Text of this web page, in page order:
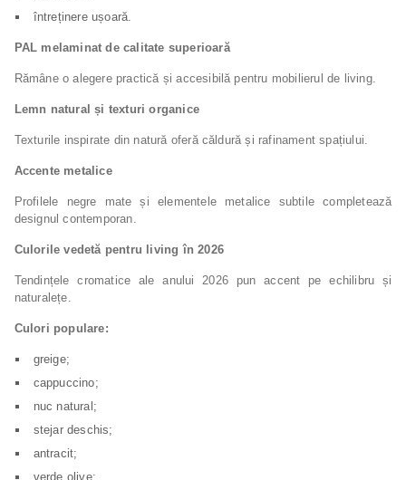
întreținere ușoară.
PAL melaminat de calitate superioară
Rămâne o alegere practică și accesibilă pentru mobilierul de living.
Lemn natural și texturi organice
Texturile inspirate din natură oferă căldură și rafinament spațiului.
Accente metalice
Profilele negre mate și elementele metalice subtile completează
designul contemporan.
Culorile vedetă pentru living în 2026
Tendințele cromatice ale anului 2026 pun accent pe echilibru și
naturalețe.
Culori populare:
greige;
cappuccino;
nuc natural;
stejar deschis;
antracit;
verde olive;